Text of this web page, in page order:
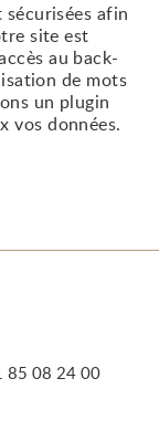
afin
site est
au back-
de mots
un plugin
vos données.
85 08 24 00